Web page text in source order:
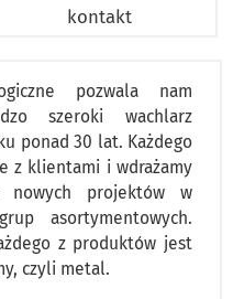
kontakt
pozwala nam
szeroki wachlarz
ponad 30 lat. Każdego
z klientami i wdrażamy
nowych projektów w
asortymentowych.
z produktów jest
czyli metal.